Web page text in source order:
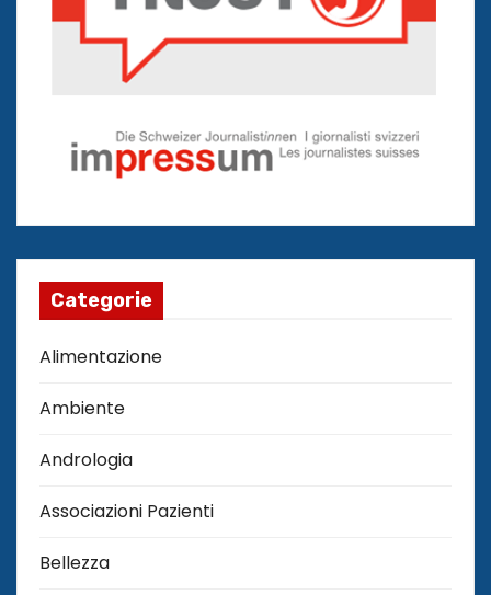
Categorie
Alimentazione
Ambiente
Andrologia
Associazioni Pazienti
Bellezza